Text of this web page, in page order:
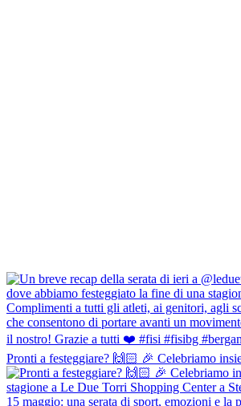
Pronti a festeggiare? 🙌🏻 🎉 Celebriamo